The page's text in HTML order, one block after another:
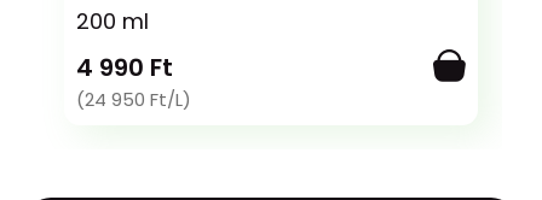
200 ml
4 990 Ft
(24 950 Ft/L)